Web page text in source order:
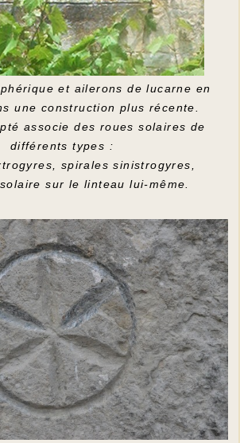
et ailerons de lucarne en
une construction plus récente.
associe des roues solaires de
différents types :
spirales sinistrogyres,
sur le linteau lui-même.